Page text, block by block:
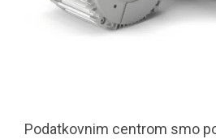
Podatkovnim centrom smo